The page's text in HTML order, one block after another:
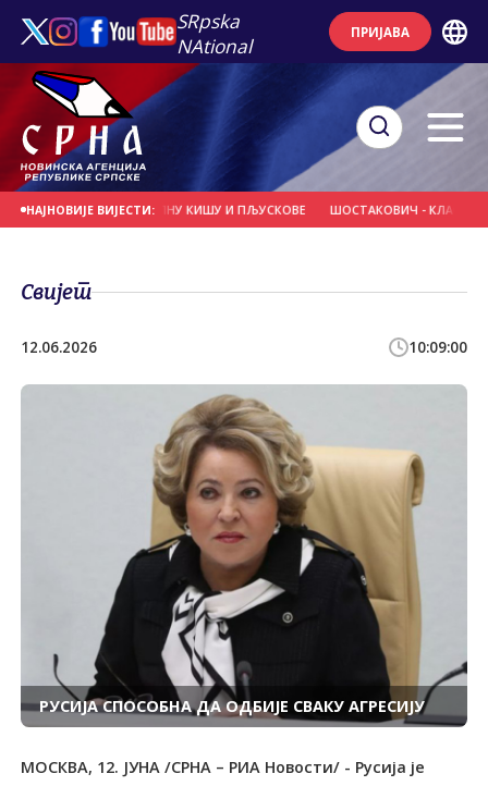
SRpska
NAtional
ПРИЈАВА
НАЈНОВИЈЕ ВИЈЕСТИ:
УЗ ЛОКАЛНУ КИШУ И ПЉУСКОВЕ ШОСТАКОВИЧ - КЛАСИК И
Свијет
12.06.2026 10:09:00
РУСИЈА СПОСОБНА ДА ОДБИЈЕ СВАКУ АГРЕСИЈУ
МОСКВА, 12. ЈУНА /СРНА – РИА Новости/ - Русија је